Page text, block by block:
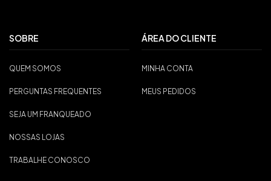
SOBRE
QUEM SOMOS
PERGUNTAS FREQUENTES
SEJA UM FRANQUEADO
NOSSAS LOJAS
TRABALHE CONOSCO
ÁREA DO CLIENTE
MINHA CONTA
MEUS PEDIDOS